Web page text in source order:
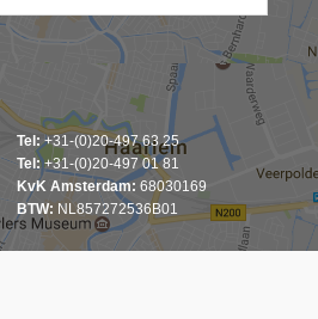
Tel:+31-(0)20-497 63 25
Tel:+31-(0)20-497 01 81
KvK Amsterdam: 68030169
BTW: NL857272536B01